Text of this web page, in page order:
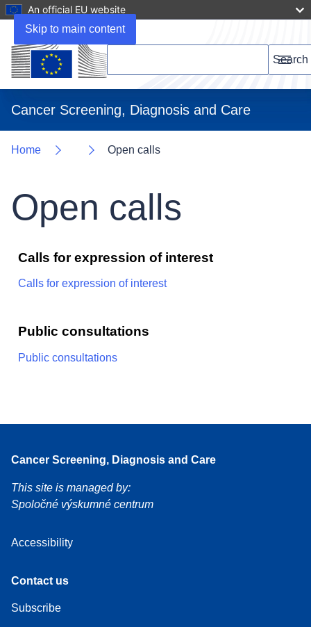
Skip to main content
An official EU website
Search this website
Search
Cancer Screening, Diagnosis and Care
Menu
Home Open calls
Open calls
Calls for expression of interest
Calls for expression of interest
Public consultations
Public consultations
Cancer Screening, Diagnosis and Care
This site is managed by:
Spoločné výskumné centrum
Accessibility
Contact us
Subscribe